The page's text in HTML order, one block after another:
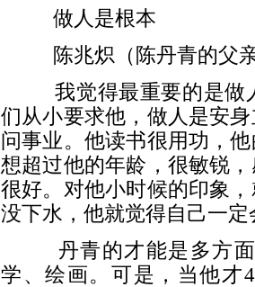
做人是根本
陈兆炽（陈丹青的父
我觉得最重要的是做人
们从小要求他，做人是安
问事业。他读书很用功，
想超过他的年龄，很敏锐
很好。对他小时候的印象
没下水，他就觉得自己一定
丹青的才能是多方面
学、绘画。可是，当他才